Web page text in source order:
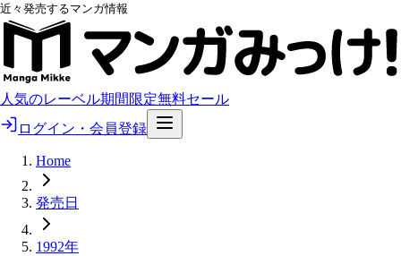
近々発売するマンガ情報
人気のレーベル期間限定無料セール
ログイン・会員登録
Home
発売日
1992年